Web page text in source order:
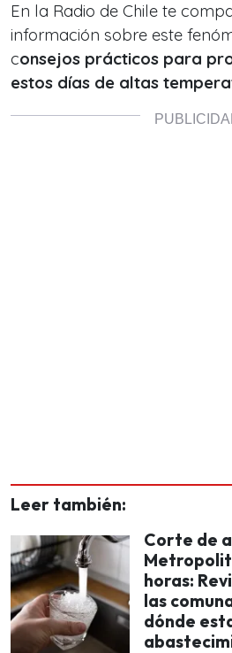
En la Radio de Chile te
información sobre este
consejos prácticos para
estos días de altas
Leer también:
Corte de
horas:
las
dónde